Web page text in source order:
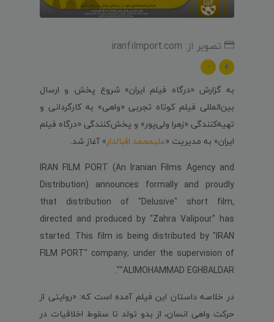
تصویر از: iranfilmport.com
+
-
به گزارش «درگاه فیلم ایران» شروع پخش و ارسال
بین‌‌المللی فیلم کوتاه تجربی «واهی» به کارگردانی و
تهیه‌کنندگی «زهرا ولی‌پور» و پخش‌کنندگی «درگاه فیلم
ایران» به مدیریت «علیمحمد اقبالدار» آغاز شد.
IRAN FILM PORT (An Iranian Films Agency and
Distribution) announces formally and proudly
that distribution of "Delusive" short film,
directed and produced by "Zahra Valipour" has
started. This film is being distributed by "IRAN
FILM PORT" company, under the supervision of
"ALIMOHAMMAD EGHBALDAR".
در خلاصه داستان این فیلم آمده است که: «روایتی از
حرکت واهی انسان، از بدو تولد تا سقوط اخلاقیات در